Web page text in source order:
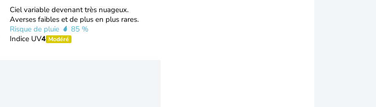
Ciel variable devenant très nuageux.
Averses faibles et de plus en plus rares.
Risque de pluie
85 %
Indice UV4 Modéré